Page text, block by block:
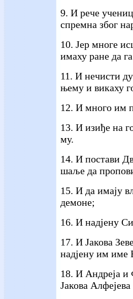
9. И рече
спремна због
10. Јер многе
имаху ране да
11. И нечисти
њему и викаху
12. И много им
13. И изиђе на
му.
14. И постави
шаље да
15. И да имају
демоне;
16. И надјену
17. И Јакова
надјену им име
18. И Андреја и
Јакова